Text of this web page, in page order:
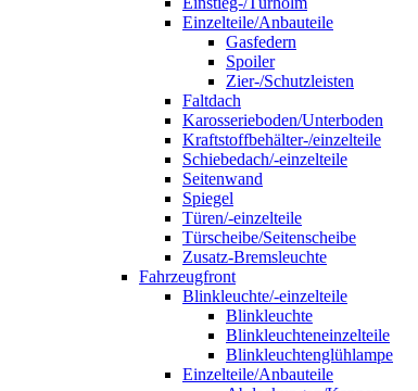
Einzelteile/Anbauteile
Gasfedern
Spoiler
Zier-/Schutzleisten
Faltdach
Karosserieboden/Unterboden
Kraftstoffbehälter-/einzelteile
Schiebedach/-einzelteile
Seitenwand
Spiegel
Türen/-einzelteile
Türscheibe/Seitenscheibe
Zusatz-Bremsleuchte
Fahrzeugfront
Blinkleuchte/-einzelteile
Blinkleuchte
Blinkleuchteneinzelteile
Blinkleuchtenglühlampe
Einzelteile/Anbauteile